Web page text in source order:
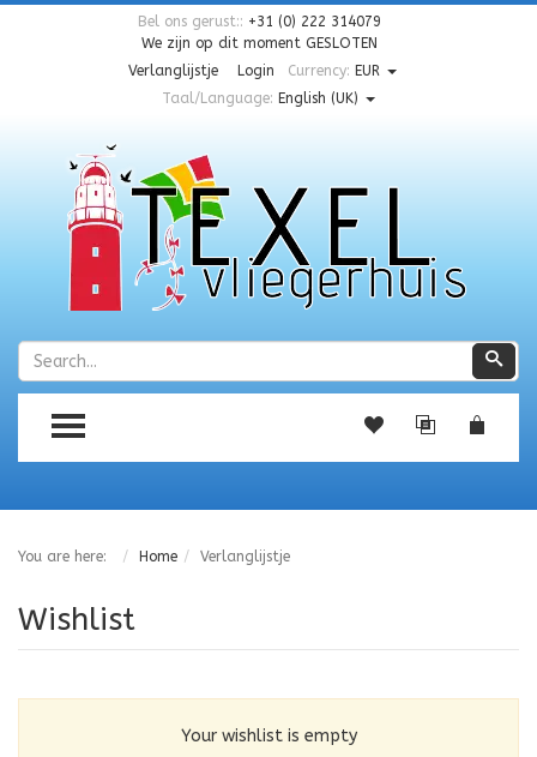
Bel ons gerust:: +31 (0) 222 314079
We zijn op dit moment GESLOTEN
Verlanglijstje
Login Currency: EUR
Taal/Language: English (UK)
Zoeken
TOGGLE MENU
You are here: Home Verlanglijstje
Wishlist
Your wishlist is empty